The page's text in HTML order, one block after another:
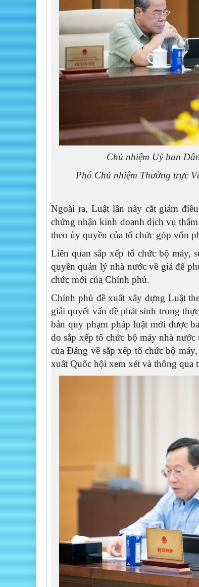
Chủ nhiệm Uỷ ban
Phó Chủ nhiệm Thường trực
Ngoài ra, Luật lần này cắt giảm
chứng nhận kinh doanh dịch vụ
theo ủy quyền của tổ chức góp vốn
Liên quan sắp xếp tổ chức bộ máy,
quyền quản lý nhà nước về giá để
chức mới của Chính phủ.
Chính phủ đề xuất xây dựng Luật
giải quyết vấn đề phát sinh trong
bản quy phạm pháp luật mới được
do sắp xếp tổ chức bộ máy nhà
của Đảng về sắp xếp tổ chức bộ
xuất Quốc hội xem xét và thông